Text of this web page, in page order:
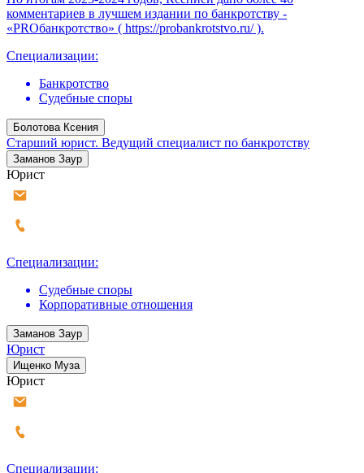
комментариев в лучшем издании по банкротству -
«PROбанкротство» ( https://probankrotstvo.ru/ ).
Специализации:
Банкротство
Судебные споры
Болотова Ксения
Старший юрист. Ведущий специалист по банкротству
Заманов Заур
Юрист
Специализации:
Судебные споры
Корпоративные отношения
Заманов Заур
Юрист
Ищенко Муза
Юрист
Специализации: